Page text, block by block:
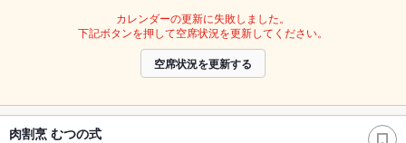
カレンダーの更新に失敗しました。
下記ボタンを押して空席状況を更新してください。
空席状況を更新する
肉割烹 むつの式